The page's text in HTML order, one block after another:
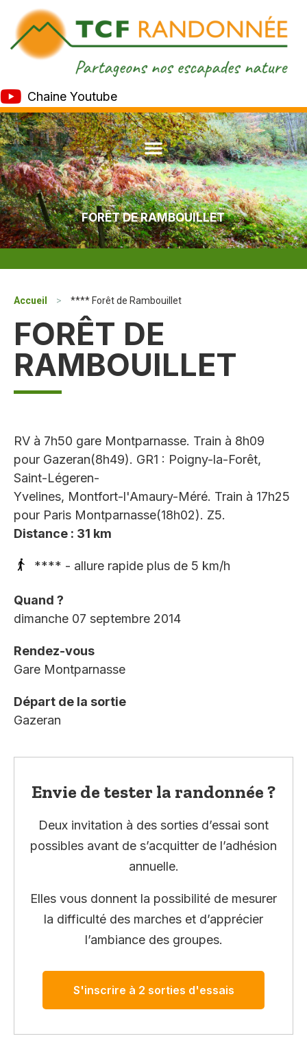
Chaine Youtube
FORÊT DE RAMBOUILLET
Accueil > **** Forêt de Rambouillet
FORÊT DE
RAMBOUILLET
RV à 7h50 gare Montparnasse. Train à 8h09
pour Gazeran(8h49). GR1 : Poigny-la-Forêt,
Saint-Légeren-
Yvelines, Montfort-l'Amaury-Méré. Train à 17h25
pour Paris Montparnasse(18h02). Z5.
Distance : 31 km
**** - allure rapide plus de 5 km/h
Quand ?
dimanche 07 septembre 2014
Rendez-vous
Gare Montparnasse
Départ de la sortie
Gazeran
Envie de tester la randonnée ?
Deux invitation à des sorties d’essai sont
possibles avant de s’acquitter de l’adhésion
annuelle.
Elles vous donnent la possibilité de mesurer
la difficulté des marches et d’apprécier
l’ambiance des groupes.
S'inscrire à 2 sorties d'essais